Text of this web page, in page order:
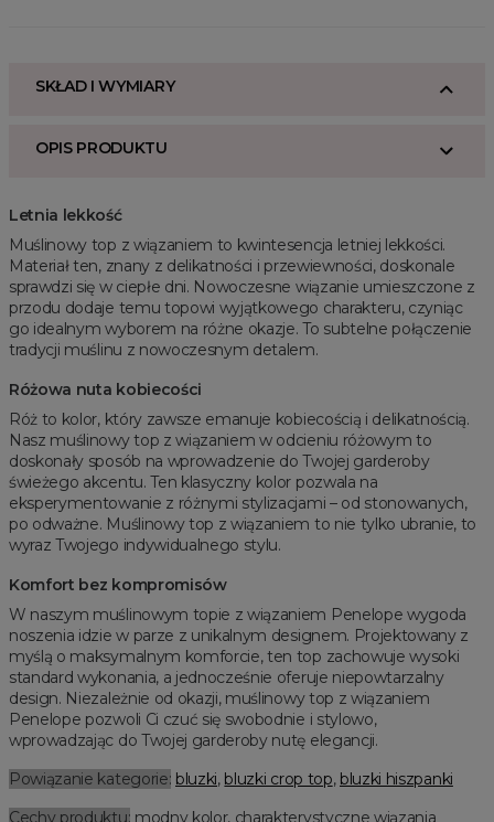
SKŁAD I WYMIARY
OPIS PRODUKTU
Letnia lekkość
Muślinowy top z wiązaniem to kwintesencja letniej lekkości.
Materiał ten, znany z delikatności i przewiewności, doskonale
sprawdzi się w ciepłe dni. Nowoczesne wiązanie umieszczone z
przodu dodaje temu topowi wyjątkowego charakteru, czyniąc
go idealnym wyborem na różne okazje. To subtelne połączenie
tradycji muślinu z nowoczesnym detalem.
Różowa nuta kobiecości
Róż to kolor, który zawsze emanuje kobiecością i delikatnością.
Nasz muślinowy top z wiązaniem w odcieniu różowym to
doskonały sposób na wprowadzenie do Twojej garderoby
świeżego akcentu. Ten klasyczny kolor pozwala na
eksperymentowanie z różnymi stylizacjami – od stonowanych,
po odważne. Muślinowy top z wiązaniem to nie tylko ubranie, to
wyraz Twojego indywidualnego stylu.
Komfort bez kompromisów
W naszym muślinowym topie z wiązaniem Penelope wygoda
noszenia idzie w parze z unikalnym designem. Projektowany z
myślą o maksymalnym komforcie, ten top zachowuje wysoki
standard wykonania, a jednocześnie oferuje niepowtarzalny
design. Niezależnie od okazji, muślinowy top z wiązaniem
Penelope pozwoli Ci czuć się swobodnie i stylowo,
wprowadzając do Twojej garderoby nutę elegancji.
Powiązanie kategorie: bluzki, bluzki crop top, bluzki hiszpanki
Cechy produktu: modny kolor, charakterystyczne wiązania